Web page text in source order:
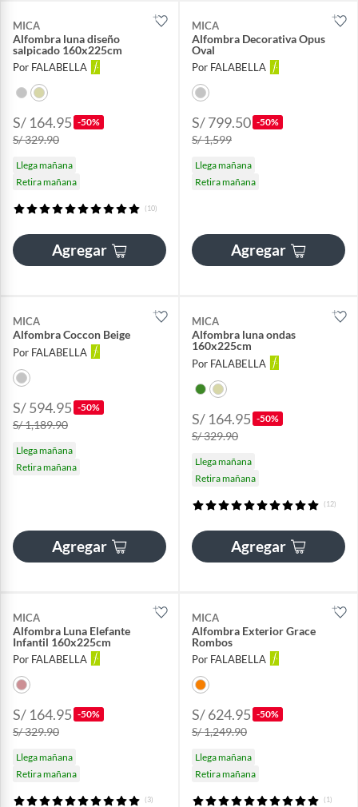
MICA
Alfombra luna diseño
salpicado 160x225cm
Por FALABELLA
S/ 164.95 -50%
S/ 329.90
Llega mañana
Retira mañana
(10)
Agregar
MICA
Alfombra Decorativa Opus
Oval
Por FALABELLA
S/ 799.50 -50%
S/ 1,599
Llega mañana
Retira mañana
Agregar
MICA
Alfombra Coccon Beige
Por FALABELLA
S/ 594.95 -50%
S/ 1,189.90
Llega mañana
Retira mañana
Agregar
MICA
Alfombra luna ondas
160x225cm
Por FALABELLA
S/ 164.95 -50%
S/ 329.90
Llega mañana
Retira mañana
(12)
Agregar
MICA
Alfombra Luna Elefante
Infantil 160x225cm
Por FALABELLA
S/ 164.95 -50%
S/ 329.90
Llega mañana
Retira mañana
(3)
MICA
Alfombra Exterior Grace
Rombos
Por FALABELLA
S/ 624.95 -50%
S/ 1,249.90
Llega mañana
Retira mañana
(1)